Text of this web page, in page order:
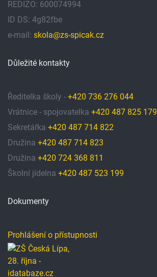
REDIZO: 600074994
ID DS: 4g82fbe
e-mail: skola@zs-spicak.cz
Důležité kontakty
Ředitelka školy - +420 736 276 044
Vrátnice - spojovatelka +420 487 825 179
Sekretářka +420 487 714 822
Družina +420 487 714 823
Družina +420 724 368 811
Školní jídelna +420 487 523 199
Dokumenty
Prohlášení o přístupnosti